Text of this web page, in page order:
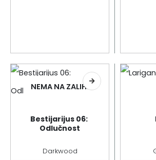
NEMA NA ZALIHI
Bestijarijus 06:
Odlučnost
Darkwood